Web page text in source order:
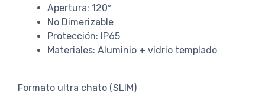
Apertura: 120º
No Dimerizable
Protección: IP65
Materiales: Aluminio + vidrio templado
Formato ultra chato (SLIM)